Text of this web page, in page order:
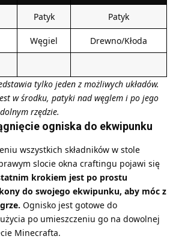
Patyk Patyk
Węgiel Drewno/Kłoda
tylko jeden z możliwych układów.
w środku, patyki nad węglem i po jego
rzędzie.
ogniska do ekwipunku
wszystkich składników w stole
slocie okna craftingu pojawi się
krokiem jest po prostu
do swojego ekwipunku, aby móc z
Ognisko jest gotowe do
po umieszczeniu go na dowolnej
Minecrafta.